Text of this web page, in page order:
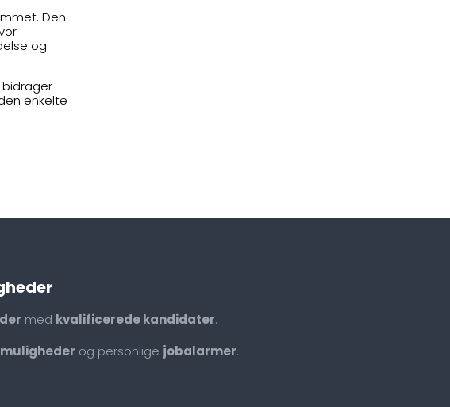
Den
og
enkelte
med kvalificerede kandidater.
og personlige jobalarmer.